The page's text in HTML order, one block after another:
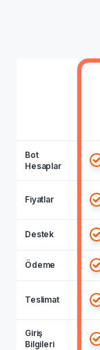
Bot
Hesaplar
Fiyatlar
Destek
Ödeme
Teslimat
Giriş
Bilgileri